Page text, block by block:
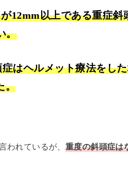
12mm以上である重症斜
。
はヘルメット療法をし
。
われているが、 重度の斜頭症は